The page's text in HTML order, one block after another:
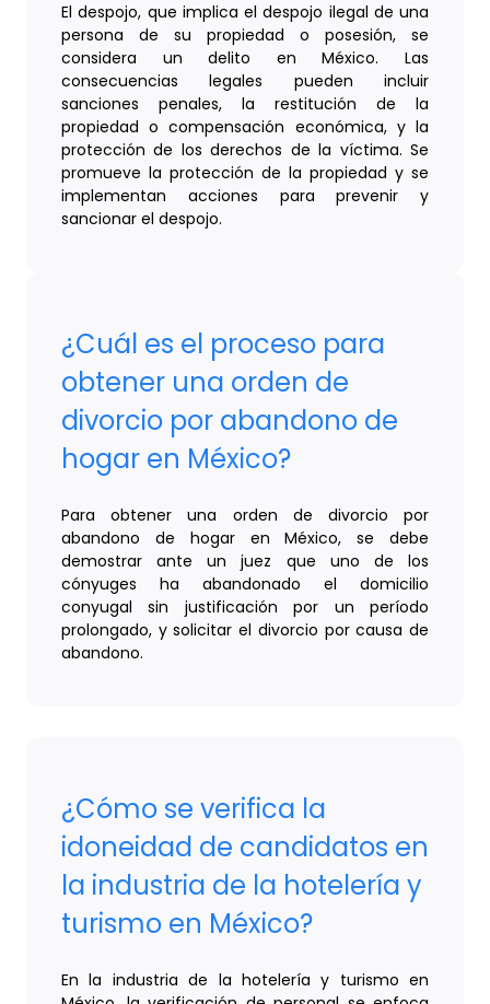
El despojo, que implica el despojo ilegal de una
persona de su propiedad o posesión, se
considera un delito en México. Las
consecuencias legales pueden incluir
sanciones penales, la restitución de la
propiedad o compensación económica, y la
protección de los derechos de la víctima. Se
promueve la protección de la propiedad y se
implementan acciones para prevenir y
sancionar el despojo.
¿Cuál es el proceso para
obtener una orden de
divorcio por abandono de
hogar en México?
Para obtener una orden de divorcio por
abandono de hogar en México, se debe
demostrar ante un juez que uno de los
cónyuges ha abandonado el domicilio
conyugal sin justificación por un período
prolongado, y solicitar el divorcio por causa de
abandono.
¿Cómo se verifica la
idoneidad de candidatos en
la industria de la hotelería y
turismo en México?
En la industria de la hotelería y turismo en